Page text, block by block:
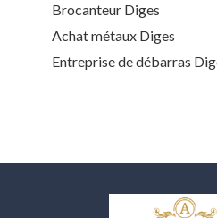
Brocanteur Diges
Achat métaux Diges
Entreprise de débarras